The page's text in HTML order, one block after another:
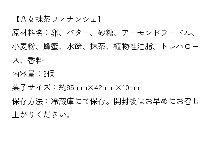
【八女抹茶フィナンシェ】
原材料名：卵、バター、砂糖、アーモンドプードル、
小麦粉、蜂蜜、水飴、抹茶、植物性油脂、トレハロー
ス、香料
内容量：2個
菓子サイズ：約85mm×42mm×10mm
保存方法：冷蔵庫にて保存。開封後はお早めにお召し
上がりください。